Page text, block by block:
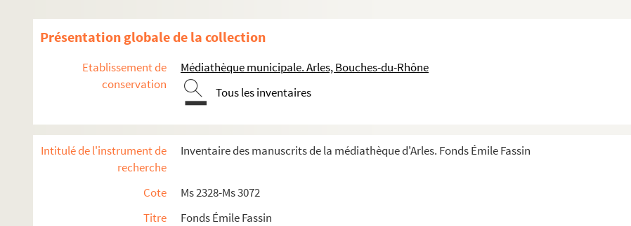
Présentation globale de la collection
Etablissement de
conservation
Médiathèque municipale. Arles, Bouches-du-Rhône
Tous les inventaires
Intitulé de l'instrument de
recherche
Inventaire des manuscrits de la médiathèque d'Arles. Fonds Émile Fassin
Cote
Ms 2328-Ms 3072
Titre
Fonds Émile Fassin